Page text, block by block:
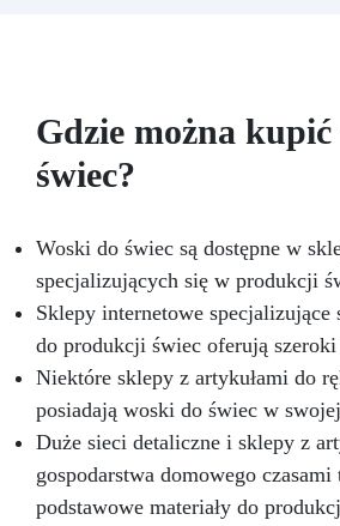
Gdzie można
świec?
Woski do świec są dostępne w
specjalizujących się w produkcji
Sklepy internetowe specjalizujące
do produkcji świec oferują
Niektóre sklepy z artykułami do
posiadają woski do świec w
Duże sieci detaliczne i sklepy z
gospodarstwa domowego
podstawowe materiały do